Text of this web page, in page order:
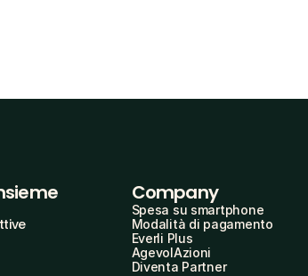
Company
Spesa su smartphone
Modalità di pagamento
Everli Plus
AgevolAzioni
Diventa Partner